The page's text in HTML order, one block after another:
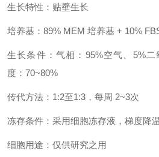
生长特性：贴壁生长
培养基：89% MEM 培养基 + 10%
生长条件：气相：95%空气、5%
度：70~80%
传代方法：1:2至1:3，每周 2~3次
冻存条件：采用细胞冻存液，梯度降
细胞用途：仅供研究之用